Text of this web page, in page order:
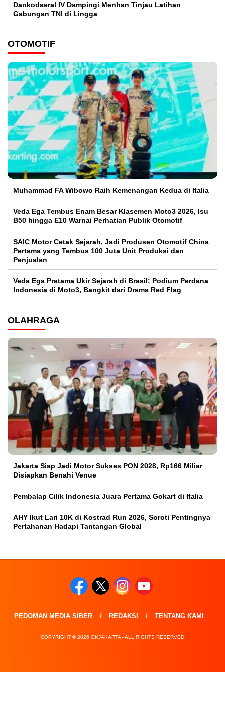
Dankodaeral IV Dampingi Menhan Tinjau Latihan
Gabungan TNI di Lingga
OTOMOTIF
Muhammad FA Wibowo Raih Kemenangan Kedua di Italia
Veda Ega Tembus Enam Besar Klasemen Moto3 2026, Isu
B50 hingga E10 Warnai Perhatian Publik Otomotif
SAIC Motor Cetak Sejarah, Jadi Produsen Otomotif China
Pertama yang Tembus 100 Juta Unit Produksi dan
Penjualan
Veda Ega Pratama Ukir Sejarah di Brasil: Podium Perdana
Indonesia di Moto3, Bangkit dari Drama Red Flag
OLAHRAGA
Jakarta Siap Jadi Motor Sukses PON 2028, Rp166 Miliar
Disiapkan Benahi Venue
Pembalap Cilik Indonesia Juara Pertama Gokart di Italia
AHY Ikut Lari 10K di Kostrad Run 2026, Soroti Pentingnya
Pertahanan Hadapi Tantangan Global
PEDOMAN MEDIA SIBER REDAKSI TENTANG KAMI
COPYRIGHT © 2026 OKJAKARTA - ALL RIGHTS RESERVED